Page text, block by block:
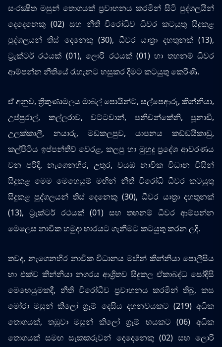
සංරක්‍ෂිත මසුන් තොගයක් ප්‍රවාහනය කරමින් සිටි පුද්ගලයින්
දෙදෙනෙකු (02) සහ නීති විරෝධීව ධීවර කටයුතු සිදුකළ
පුද්ගලයන් තිස් දෙනෙකු (30), ධීවර යාත්‍රා දහතුනක් (13),
ට්‍රැක්ටර් රථයක් (01), ලොරි රථයක් (01) හා තහනම් ධීවර
ආම්පන්න නීතියේ රැහැනට හසුකර දීමට කටයුතු කෙරිණි.
ඒ අනුව, ත්‍රිකුණාමලය මාබල් පොයින්ට්, සල්පෙආරු, කින්නියා,
උප්පුරාල්, කල්ලරාව, වට්ටවාන්, පනිචන්කේනි, පූනාඩි,
උලක්කාලී, නයාරු, මඩකලපුව, යාපනය කඩ්ඩයිකාඩු,
කල්පිටිය ඉප්පන්තිව් වෙරළ, කලපු හා මුහුදු ප්‍රදේශ ආවරණය
වන පරිදි, නැගෙනහිර, උතුර, වයඹ නාවික විධාන විසින්
සිදුකළ මෙම මෙහෙයුම් මඟින් නීති විරෝධි ධීවර කටයුතු
සිදුකළ පුද්ගලයන් තිස් දෙනෙකු (30), ධීවර යාත්‍රා දහතුනක්
(13), ට්‍රැක්ටර් රථයක් (01) සහ තහනම් ධීවර ආම්පන්න
මෙලෙස නාවික හමුදා භාරයට ගැනීමට කටයුතු කරන ලදි.
තවද, නැගෙනහිර නාවික විධානය මඟින් කින්නියා පොලීසිය
හා එක්ව කින්නියා නගරය ආශ්‍රිතව සිදුකල ඒකාබද්ධ සෝදිසි
මෙහෙයුමකදී, නීති විරෝධීව ප්‍රවාහනය කරමින් තිබූ, කස
මෝරා මසුන් කිලෝ ග්‍රෑම් දෙසිය දහනවයකට (219) අධික
තොගයක්, තඹුවා මසුන් කිලෝ ග්‍රෑම් හයකට (06) අධික
තොගයක් සමඟ සැකකරුවන් දෙදෙනෙකු (02) සහ ලොරි